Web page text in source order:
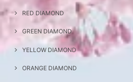
RED DIAMOND
GREEN DIAMOND
YELLOW DIAMOND
ORANGE DIAMOND